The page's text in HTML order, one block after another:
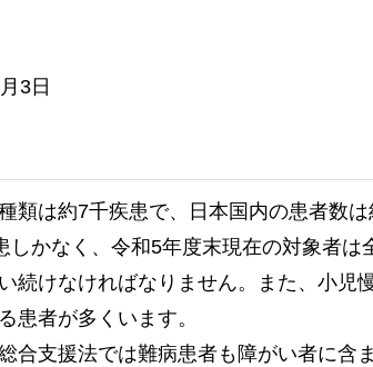
3日
類は約7千疾患で、日本国内の患者数
しかなく、令和5年度末現在の対象者
続けなければなりません。また、小児
患者が多くいます。
合支援法では難病患者も障がい者に含